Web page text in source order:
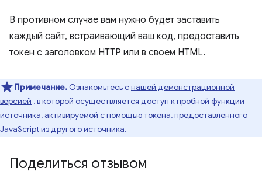
В противном случае вам нужно будет заставить
каждый сайт, встраивающий ваш код, предоставить
токен с заголовком HTTP или в своем HTML.
Примечание. Ознакомьтесь снашей демонстрационной
версией , в которой осуществляется доступ к пробной функции
источника, активируемой с помощью токена, предоставленного
JavaScript из другого источника.
Поделиться отзывом